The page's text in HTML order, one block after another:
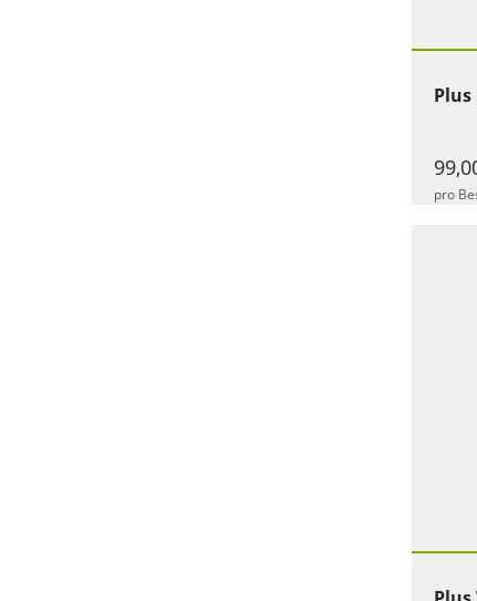
Plus
pro